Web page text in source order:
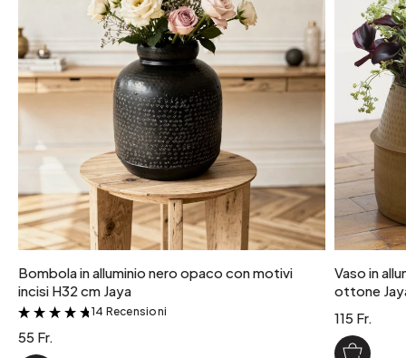
peso collo
1 kg
colore
Finitura argentata
Bombola in alluminio nero opaco con motivi
incisi H32 cm Jaya
&
14 Recensioni
55 Fr.
Vaso in
ottone
115 Fr.